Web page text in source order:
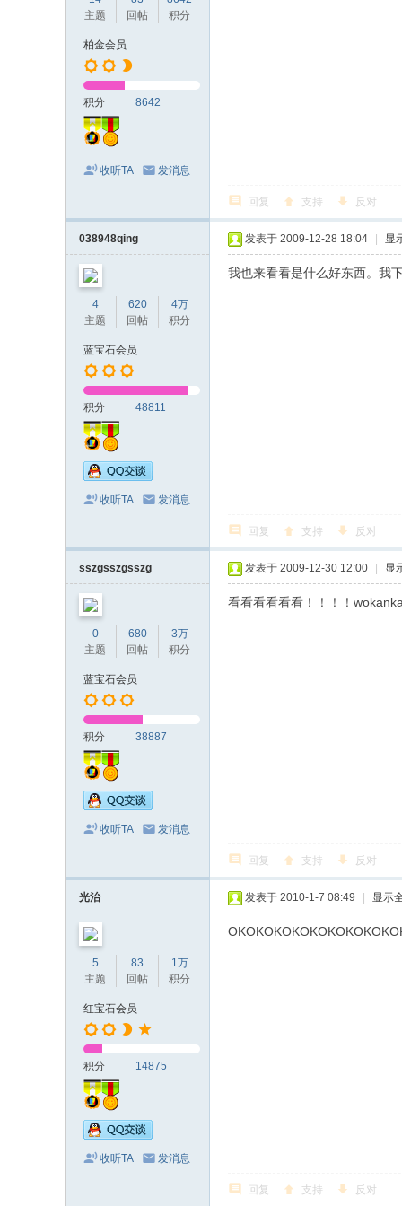
主题
回帖
积分
柏金会员
积分 8642
收听TA 发消息
回复 支持 反对
038948qing
4
主题
620
回帖
4万
积分
蓝宝石会员
积分 48811
收听TA 发消息
发表于 2009-12-28 18:04 显
我也来看看是什么好东西。我
回复 支持 反对
sszgsszgsszg
0
主题
680
回帖
3万
积分
蓝宝石会员
积分 38887
收听TA 发消息
发表于 2009-12-30 12:00 显
看看看看看看！！！！
回复 支持 反对
光治
5
主题
83
回帖
1万
积分
红宝石会员
积分 14875
收听TA 发消息
发表于 2010-1-7 08:49 显示
回复 支持 反对